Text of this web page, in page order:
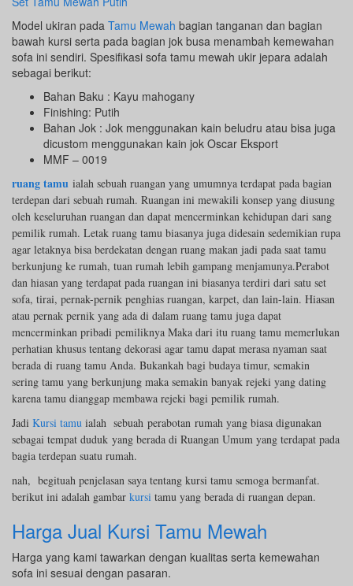
Model ukiran pada Tamu Mewah bagian tanganan dan bagian
bawah kursi serta pada bagian jok busa menambah kemewahan
sofa ini sendiri. Spesifikasi sofa tamu mewah ukir jepara adalah
sebagai berikut:
Bahan Baku : Kayu mahogany
Finishing: Putih
Bahan Jok : Jok menggunakan kain beludru atau bisa juga
dicustom menggunakan kain jok Oscar Eksport
MMF – 0019
ruang tamu ialah sebuah ruangan yang umumnya terdapat pada bagian
terdepan dari sebuah rumah. Ruangan ini mewakili konsep yang diusung
oleh keseluruhan ruangan dan dapat mencerminkan kehidupan dari sang
pemilik rumah. Letak ruang tamu biasanya juga didesain sedemikian rupa
agar letaknya bisa berdekatan dengan ruang makan jadi pada saat tamu
berkunjung ke rumah, tuan rumah lebih gampang menjamunya.Perabot
dan hiasan yang terdapat pada ruangan ini biasanya terdiri dari satu set
sofa, tirai, pernak-pernik penghias ruangan, karpet, dan lain-lain. Hiasan
atau pernak pernik yang ada di dalam ruang tamu juga dapat
mencerminkan pribadi pemiliknya Maka dari itu ruang tamu memerlukan
perhatian khusus tentang dekorasi agar tamu dapat merasa nyaman saat
berada di ruang tamu Anda. Bukankah bagi budaya timur, semakin
sering tamu yang berkunjung maka semakin banyak rejeki yang dating
karena tamu dianggap membawa rejeki bagi pemilik rumah.
Jadi Kursi tamu ialah sebuah perabotan rumah yang biasa digunakan
sebagai tempat duduk yang berada di Ruangan Umum yang terdapat pada
bagia terdepan suatu rumah.
nah, begituah penjelasan saya tentang kursi tamu semoga bermanfat.
berikut ini adalah gambar kursi tamu yang berada di ruangan depan.
Harga Jual Kursi Tamu Mewah
Harga yang kami tawarkan dengan kualitas serta kemewahan
sofa ini sesuai dengan pasaran.